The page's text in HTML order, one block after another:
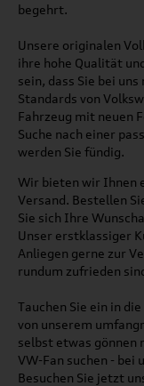
begehrt.
Unsere originalen
ihre hohe Qualität
sein, dass Sie bei
Standards von
Fahrzeug mit neuen
Suche nach einer
werden Sie fündig.
Wir bieten wir Ihnen
Versand. Bestellen
Sie sich Ihre
Unser erstklassiger
Anliegen gerne zur
rundum zufrieden
Tauchen Sie ein in
von unserem
selbst etwas gönnen
VW-Fan suchen - bei
Besuchen Sie jetzt